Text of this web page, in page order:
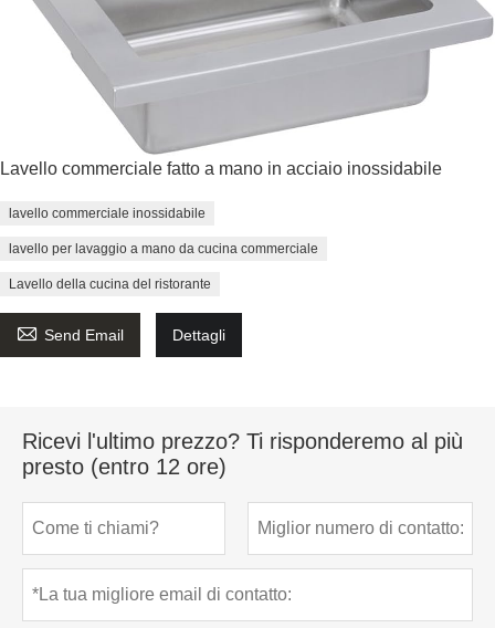
Lavello commerciale fatto a mano in acciaio inossidabile
lavello commerciale inossidabile
lavello per lavaggio a mano da cucina commerciale
Lavello della cucina del ristorante
 Send Email Dettagli
Ricevi l'ultimo prezzo? Ti risponderemo al più
presto (entro 12 ore)